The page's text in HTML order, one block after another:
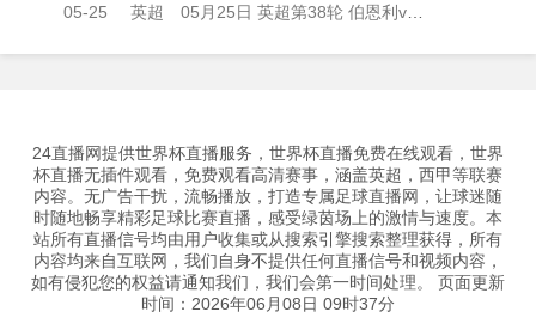
05-25 英超 05月25日 英超第38轮 伯恩利vs狼队 全场录像
24直播网提供世界杯直播服务，世界杯直播免费在线观看，世界
杯直播无插件观看，免费观看高清赛事，涵盖英超，西甲等联赛
内容。无广告干扰，流畅播放，打造专属足球直播网，让球迷随
时随地畅享精彩足球比赛直播，感受绿茵场上的激情与速度。本
站所有直播信号均由用户收集或从搜索引擎搜索整理获得，所有
内容均来自互联网，我们自身不提供任何直播信号和视频内容，
如有侵犯您的权益请通知我们，我们会第一时间处理。 页面更新
时间：2026年06月08日 09时37分